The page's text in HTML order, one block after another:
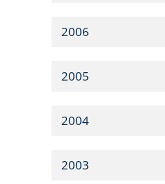
2006
2005
2004
2003